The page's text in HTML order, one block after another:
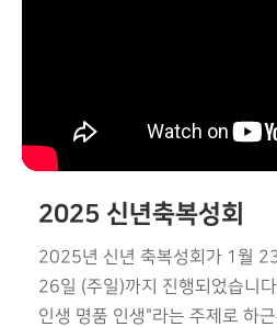
2025 신년축복성회
2025년 신년 축복성회가 1월
26일 (주일)까지 진행되었습니
인생 명품 인생"라는 주제로 하